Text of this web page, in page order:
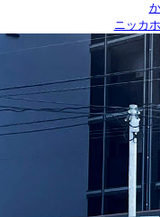
ニッカ